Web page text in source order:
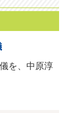
を、中原淳